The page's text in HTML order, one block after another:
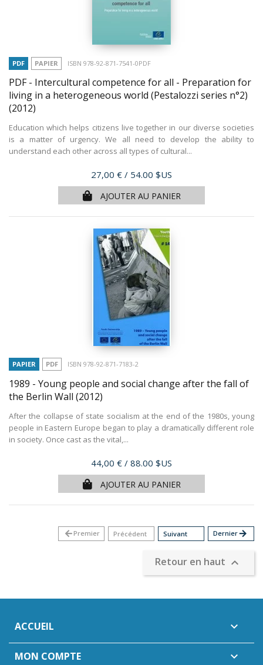
PDF PAPIER ISBN 978-92-871-7541-0PDF
PDF - Intercultural competence for all - Preparation for
living in a heterogeneous world (Pestalozzi series n°2)
(2012)
Education which helps citizens live together in our diverse societies
is a matter of urgency. We all need to develop the ability to
understand each other across all types of cultural...
Prix
27,00 € / 54.00 $US
AJOUTER AU PANIER
PAPIER PDF ISBN 978-92-871-7183-2
1989 - Young people and social change after the fall of
the Berlin Wall (2012)
After the collapse of state socialism at the end of the 1980s, young
people in Eastern Europe began to play a dramatically different role
in society. Once cast as the vital,...
Prix
44,00 € / 88.00 $US
AJOUTER AU PANIER
arrow_backPremier Précédent Suivant Dernierarrow_forward
Retour en haut 
ACCUEIL 
MON COMPTE 